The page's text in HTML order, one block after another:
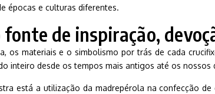
épocas e culturas diferentes.
de inspiração,
os materiais e o simbolismo por trás de cada
inteiro desde os tempos mais antigos até os nossos
está a utilização da madrepérola na confecção